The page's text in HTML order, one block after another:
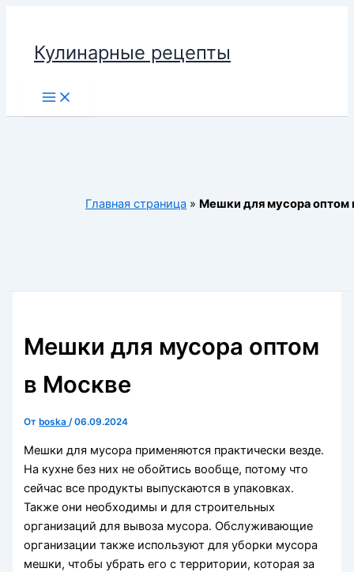
содержимому
Кулинарные рецепты
Main
Menu
Главная страница » Мешки для мусора оптом
Мешки для мусора оптом
в Москве
От boska/06.09.2024
Мешки для мусора применяются практически везде.
На кухне без них не обойтись вообще, потому что
сейчас все продукты выпускаются в упаковках.
Также они необходимы и для строительных
организаций для вывоза мусора. Обслуживающие
организации также используют для уборки мусора
мешки, чтобы убрать его с территории, которая за